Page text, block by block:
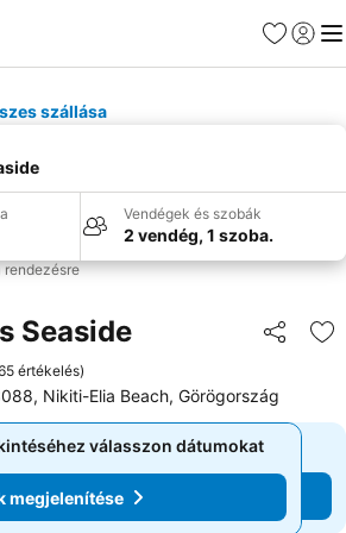
Kedvencek
szállása
Vendégek és szobák
2 vendég, 1 szoba.
rendezésre
Seaside
értékelés)
Nikiti-Elia Beach, Görögország
válasszon dátumokat
megjelenítése
válasszon dátumokat
megjelenítése